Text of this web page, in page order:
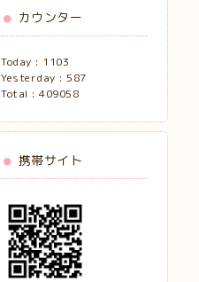
カウンター
Today : 1103
Yesterday : 587
Total : 409058
携帯サイト